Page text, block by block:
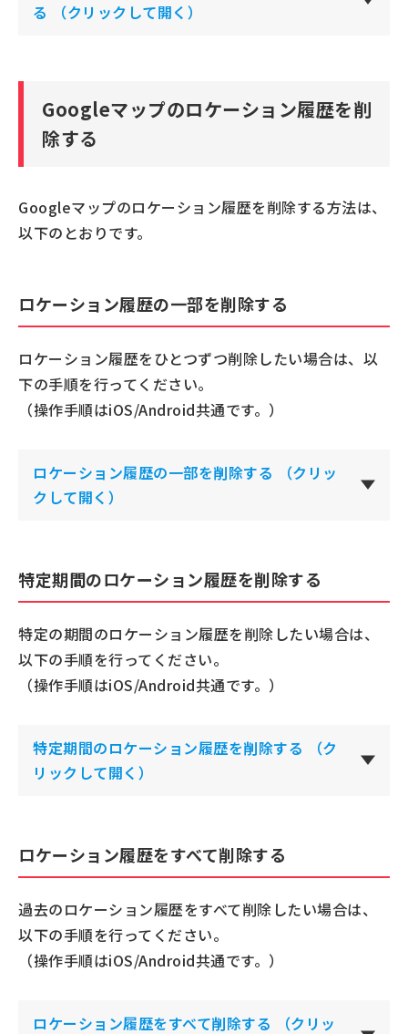
る
（クリックして開く）
Googleマップのロケーション履歴を削
除する
Googleマップのロケーション履歴を削除する方法は、
以下のとおりです。
ロケーション履歴の一部を削除する
ロケーション履歴をひとつずつ削除したい場合は、以
下の手順を行ってください。
（操作手順はiOS/Android共通です。）
ロケーション履歴の一部を削除する
（クリッ
クして開く）
特定期間のロケーション履歴を削除する
特定の期間のロケーション履歴を削除したい場合は、
以下の手順を行ってください。
（操作手順はiOS/Android共通です。）
特定期間のロケーション履歴を削除する
（ク
リックして開く）
ロケーション履歴をすべて削除する
過去のロケーション履歴をすべて削除したい場合は、
以下の手順を行ってください。
（操作手順はiOS/Android共通です。）
ロケーション履歴をすべて削除する
（クリッ